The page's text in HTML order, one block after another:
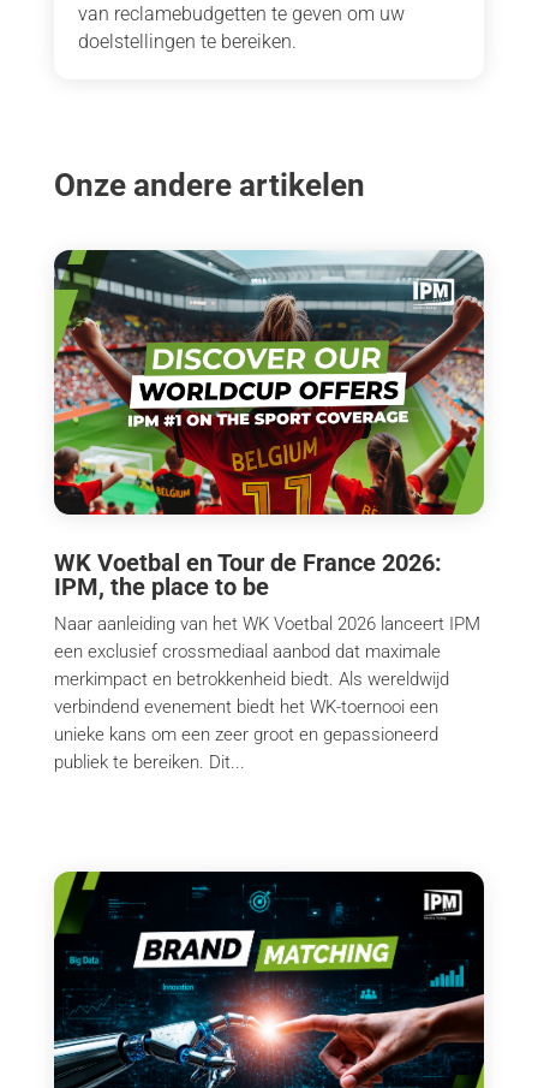
van reclamebudgetten te geven om uw
doelstellingen te bereiken.
Onze andere artikelen
WK Voetbal en Tour de France 2026:
IPM, the place to be
Naar aanleiding van het WK Voetbal 2026 lanceert IPM
een exclusief crossmediaal aanbod dat maximale
merkimpact en betrokkenheid biedt. Als wereldwijd
verbindend evenement biedt het WK-toernooi een
unieke kans om een zeer groot en gepassioneerd
publiek te bereiken. Dit...